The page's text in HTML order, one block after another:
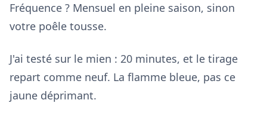
Fréquence ? Mensuel en pleine saison, sinon
votre poêle tousse.
J'ai testé sur le mien : 20 minutes, et le tirage
repart comme neuf. La flamme bleue, pas ce
jaune déprimant.